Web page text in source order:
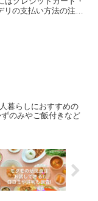
暮らしにおすすめの
のみやご飯付きなど